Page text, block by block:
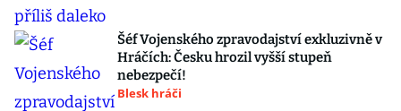
Šéf Vojenského zpravodajství exkluzivně v
Hráčích: Česku hrozil vyšší stupeň
nebezpečí!
Blesk hráči